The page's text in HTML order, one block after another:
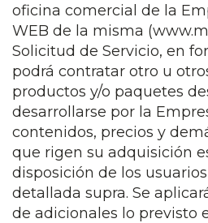
oficina comercial de la
WEB de la misma
Solicitud de Servicio, en
podrá contratar otro u
productos y/o paquetes
desarrollarse por la
contenidos, precios y
que rigen su adquisición
disposición de los
detallada supra. Se
de adicionales lo previsto